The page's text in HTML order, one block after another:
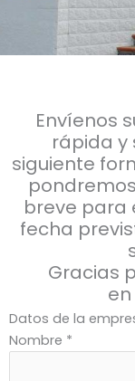
Envíenos
rápida y
siguiente
breve para
fecha
Gracias
Datos de la
Nombre *